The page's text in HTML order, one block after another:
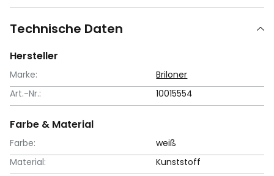
Technische Daten
Hersteller
Marke:
Briloner
Art.-Nr.:
10015554
Farbe & Material
Farbe:
weiß
Material:
Kunststoff